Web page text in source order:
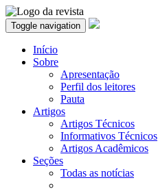
Toggle navigation
Início
Sobre
Apresentação
Perfil dos leitores
Pauta
Artigos
Artigos Técnicos
Informativos Técnicos
Artigos Acadêmicos
Seções
Todas as notícias